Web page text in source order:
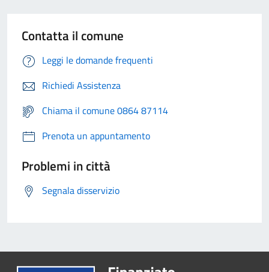
Contatta il comune
Leggi le domande frequenti
Richiedi Assistenza
Chiama il comune 0864 87114
Prenota un appuntamento
Problemi in città
Segnala disservizio